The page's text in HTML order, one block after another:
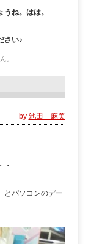
ね。はは。
さい♪
。
by 池田 麻美
・
とパソコンのデー